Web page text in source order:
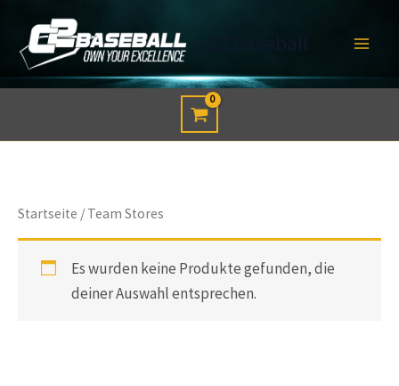
Inhalt
springen
C2 Baseball
Startseite / Team Stores
Es wurden keine Produkte gefunden, die
deiner Auswahl entsprechen.